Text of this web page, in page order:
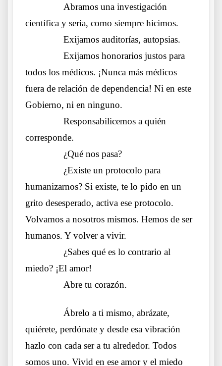
Abramos una investigación
científica y seria, como siempre hicimos.
Exijamos auditorías, autopsias.
Exijamos honorarios justos para
todos los médicos. ¡Nunca más médicos
fuera de relación de dependencia! Ni en este
Gobierno, ni en ninguno.
Responsabilicemos a quién
corresponde.
¿Qué nos pasa?
¿Existe un protocolo para
humanizarnos? Si existe, te lo pido en un
grito desesperado, activa ese protocolo.
Volvamos a nosotros mismos. Hemos de ser
humanos. Y volver a vivir.
¿Sabes qué es lo contrario al
miedo? ¡El amor!
Abre tu corazón.
Ábrelo a ti mismo, abrázate,
quiérete, perdónate y desde esa vibración
hazlo con cada ser a tu alrededor. Todos
somos uno. Vivid en ese amor y el miedo